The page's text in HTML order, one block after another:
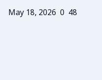
May 18, 2026 0 48